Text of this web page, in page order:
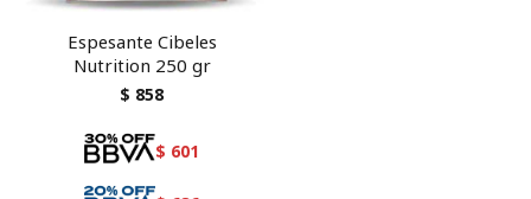
Espesante Cibeles
Nutrition 250 gr
$ 858
$ 601